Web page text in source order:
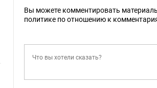
Вы можете комментировать
политике по отношению к